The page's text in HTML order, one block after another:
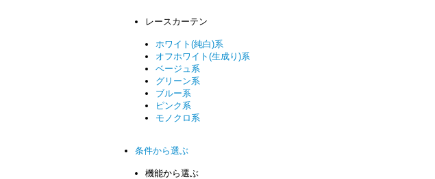
レースカーテン
ホワイト(純白)系
オフホワイト(生成り)系
ベージュ系
グリーン系
ブルー系
ピンク系
モノクロ系
条件から選ぶ
機能から選ぶ